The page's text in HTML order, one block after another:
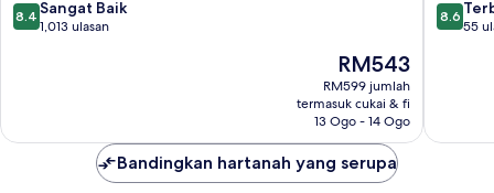
8.4
daripada
8.4 Sangat Baik
1,013 ulasan
Harga
ialah
RM543
RM543
RM599 jumlah
termasuk cukai & fi
13 Ogo - 14 Ogo
8.6
8.6
55
Bandingkan hartanah yang serupa